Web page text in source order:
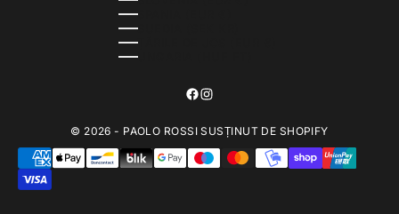
SPANIA (EUR €)
SUEDIA (SEK KR)
ȚĂRILE DE JOS (EUR €)
UNGARIA (HUF FT)
© 2026 - PAOLO ROSSI SUSȚINUT DE SHOPIFY